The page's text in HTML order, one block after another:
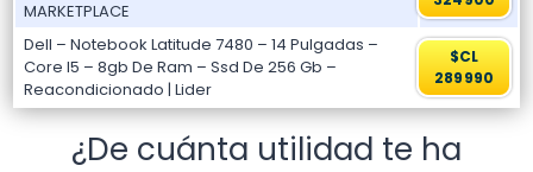
MARKETPLACE
Dell – Notebook Latitude 7480 – 14 Pulgadas –
Core I5 – 8gb De Ram – Ssd De 256 Gb –
Reacondicionado | Lider
$CL
289990
¿De cuánta utilidad te ha